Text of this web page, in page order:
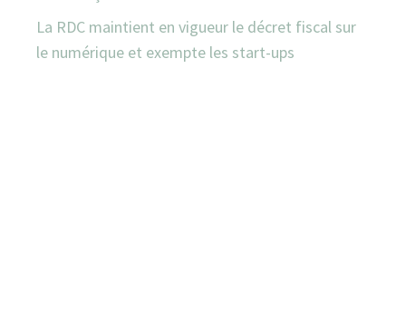
La RDC maintient en vigueur le décret fiscal sur
le numérique et exempte les start-ups